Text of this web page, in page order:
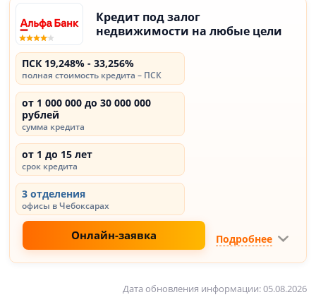
Кредит под залог
недвижимости на любые цели
ПСК 19,248% - 33,256%
полная стоимость кредита – ПСК
от 1 000 000 до 30 000 000
рублей
сумма кредита
от 1 до 15 лет
срок кредита
3 отделения
офисы в Чебоксарах
Онлайн-заявка Подробнее
Дата обновления информации: 05.08.2026